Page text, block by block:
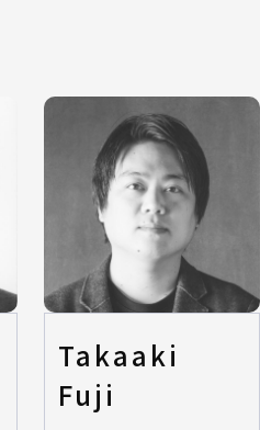
Takaaki
Fuji